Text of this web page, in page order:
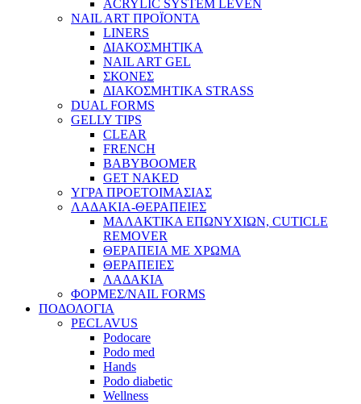
ACRYLIC SYSTEM LEVEN
NAIL ART ΠΡΟΪΟΝΤΑ
LINERS
ΔΙΑΚΟΣΜΗΤΙΚΑ
NAIL ART GEL
ΣΚΟΝΕΣ
ΔΙΑΚΟΣΜΗΤΙΚΑ STRASS
DUAL FORMS
GELLY TIPS
CLEAR
FRENCH
BABYBOOMER
GET NAKED
ΥΓΡΑ ΠΡΟΕΤΟΙΜΑΣΙΑΣ
ΛΑΔΑΚΙΑ-ΘΕΡΑΠΕΙΕΣ
ΜΑΛΑΚΤΙΚΑ ΕΠΩΝΥΧΙΩΝ, CUTICLE
REMOVER
ΘΕΡΑΠΕΙΑ ΜΕ ΧΡΩΜΑ
ΘΕΡΑΠΕΙΕΣ
ΛΑΔΑΚΙΑ
ΦΟΡΜΕΣ/NAIL FORMS
ΠΟΔΟΛΟΓΙΑ
PECLAVUS
Podocare
Podo med
Hands
Podo diabetic
Wellness